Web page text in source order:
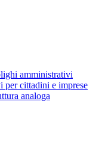
amministrativi
per cittadini e imprese
analoga